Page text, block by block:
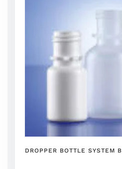
DROPPER BOTTLE SYSTEM B